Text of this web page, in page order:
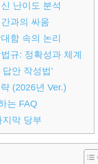
난이도 분석
과의 싸움
함 속의 논리
규: 정확성과 체계
안 작성법’
(2026년 Ver.)
는 FAQ
막 당부